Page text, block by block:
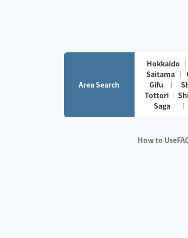
Area Search
Hokkaido
Saitama
Gifu
Tottori
Saga
How to Use